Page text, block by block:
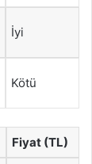
İyi
Kötü
Fiyat (TL)